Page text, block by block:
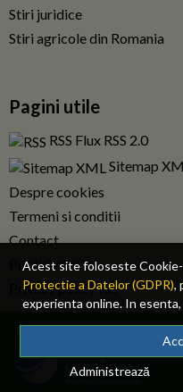
Acest site foloseste
Protectie a Datelor (GDPR),
experienta online. In
imbunatatim continutul de
experienta online
folosite doar de site-ul
AICIpentru detalii
Administrează
Stiri juridice
Stiri agricole din Romania
Pagini utile
RSS Flux RSS 2.0
Sitemap
Despre cookies
Termeni si conditii
Contact
Publicitate
Privacy policy RO
© 2026 Fiscalitatea.ro.